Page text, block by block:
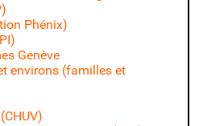
Phénix)
Genève
environs (familles et